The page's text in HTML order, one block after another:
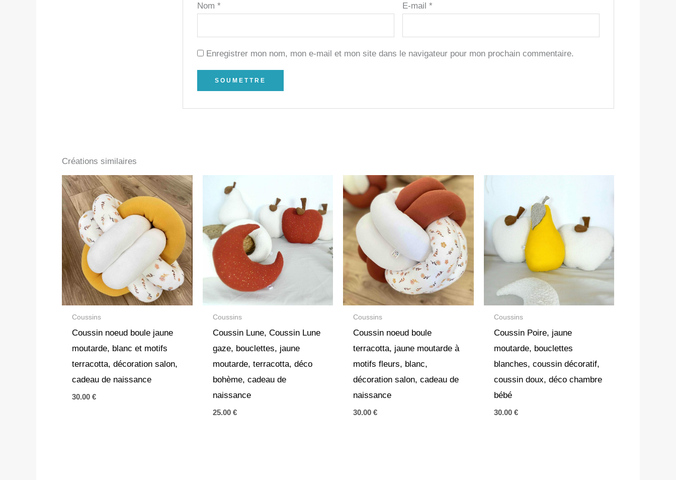
Nom* E-mail *
Enregistrer mon nom, mon e-mail et mon site dans le navigateur pour mon prochain commentaire.
Créations similaires
Coussins
Coussin noeud boule jaune
moutarde, blanc et motifs
terracotta, décoration salon,
cadeau de naissance
30.00€
Coussins
Coussin Lune, Coussin Lune
gaze, bouclettes, jaune
moutarde, terracotta, déco
bohème, cadeau de
naissance
25.00 €
Coussins
Coussin noeud boule
terracotta, jaune moutarde à
motifs fleurs, blanc,
décoration salon, cadeau de
naissance
30.00€
Coussins
Coussin Poire, jaune
moutarde, bouclettes
blanches, coussin décoratif,
coussin doux, déco chambre
bébé
30.00 €